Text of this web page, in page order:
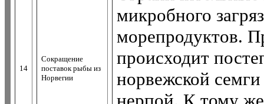
14
Сокращение
поставок рыбы из
Норвегии
микробного
морепродуктов.
происходит
норвежской